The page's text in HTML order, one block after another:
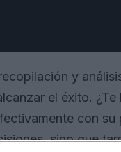
y
el éxito.
con
sino que